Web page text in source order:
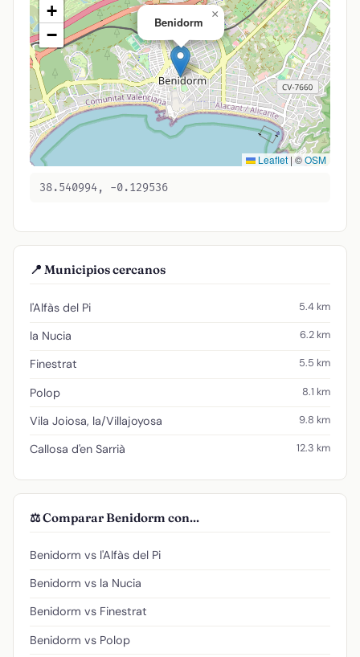
Benidorm
×
+
−
Leaflet | ©OSM
38.540994, -0.129536
📍 Municipios cercanos
l'Alfàs del Pi 5.4 km
la Nucia 6.2 km
Finestrat 5.5 km
Polop 8.1 km
Vila Joiosa, la/Villajoyosa 9.8 km
Callosa d'en Sarrià 12.3 km
⚖️ Comparar Benidorm con...
Benidorm vs l'Alfàs del Pi
Benidorm vs la Nucia
Benidorm vs Finestrat
Benidorm vs Polop